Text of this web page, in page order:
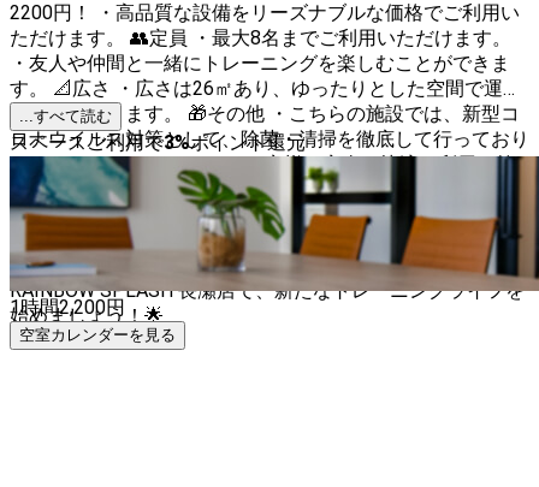
2200円！ ・高品質な設備をリーズナブルな価格でご利用い
ただけます。 👥定員 ・最大8名までご利用いただけます。
・友人や仲間と一緒にトレーニングを楽しむことができま
す。 📐広さ ・広さは26㎡あり、ゆったりとした空間で運動
や撮影ができます。 🎁その他 ・こちらの施設では、新型コ
ロナウイルス対策として、除菌・清掃を徹底して行っており
ます。 ・また、スタッフはお客様の安全と快適な利用を第
一に考え、丁寧なサポートを提供しています。 💡ご利用に
あたっての注意点 ・ご利用の際は、設備の扱いに注意して
ください。 ・トレーニング後の片付け・清掃はご自身でお
願いします。 ・ゴミは各自お持ち帰りください。 🌟
RAINBOW SPLASH 長瀬店で、新たなトレーニングライフを
始めましょう！🌟
...すべて読む
スペースご利用で3%ポイント還元
1時間2,200円
空室カレンダーを見る